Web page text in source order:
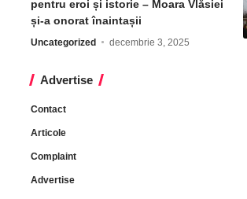
pentru eroi și istorie – Moara Vlăsiei
și-a onorat înaintașii
Uncategorized decembrie 3, 2025
Advertise
Contact
Articole
Complaint
Advertise